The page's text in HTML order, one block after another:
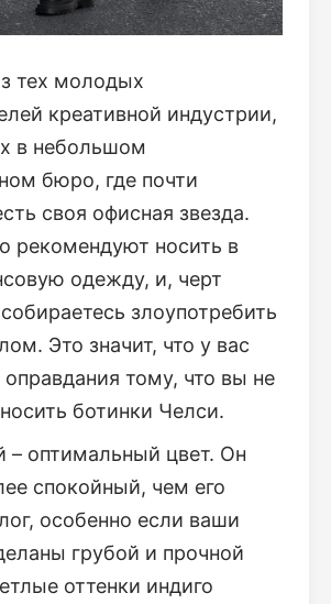
тех молодых
креативной индустрии,
в небольшом
бюро, где почти
своя офисная звезда.
рекомендуют носить в
одежду, и, черт
злоупотребить
Это значит, что у вас
тому, что вы не
ботинки Челси.
– оптимальный цвет. Он
спокойный, чем его
особенно если ваши
грубой и прочной
оттенки индиго